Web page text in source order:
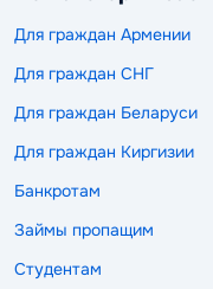
Для граждан Армении
Для граждан СНГ
Для граждан Беларуси
Для граждан Киргизии
Банкротам
Займы пропащим
Студентам